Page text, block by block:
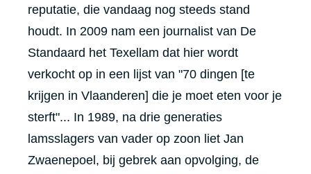
reputatie, die vandaag nog steeds stand
houdt. In 2009 nam een journalist van De
Standaard het Texellam dat hier wordt
verkocht op in een lijst van "70 dingen [te
krijgen in Vlaanderen] die je moet eten voor je
sterft"... In 1989, na drie generaties
lamsslagers van vader op zoon liet Jan
Zwaenepoel, bij gebrek aan opvolging, de